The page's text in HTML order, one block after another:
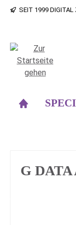
Hauptinhalt
Zur Suche springen
ZurSEIT 1999 DIGITAL
G DATA